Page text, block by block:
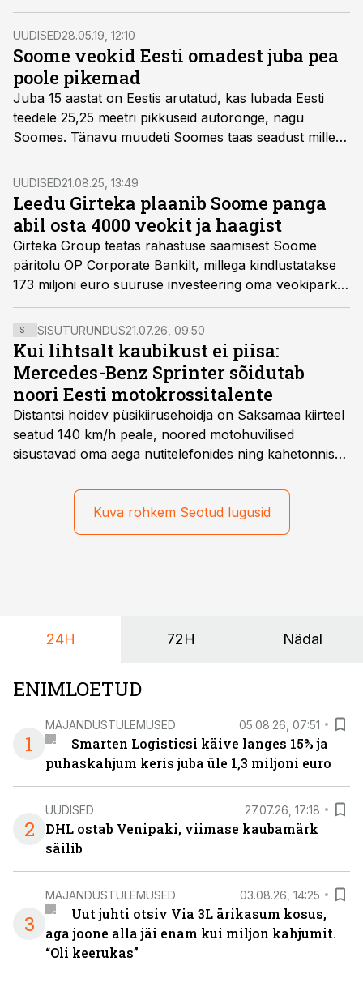
taristusse. Välja on töötatud European Truck
Platooning süsteem, ehk koondnimetusega
ENSEMBLE projekt.
UUDISED28.05.19, 12:10
Soome veokid Eesti omadest juba pea
poole pikemad
Juba 15 aastat on Eestis arutatud, kas lubada Eesti
teedele 25,25 meetri pikkuseid autoronge, nagu
Soomes. Tänavu muudeti Soomes taas seadust millega
lubati suisa 34,5 meetrised autorongid teatud teedele.
Meie vedajad peavad aga endiselt 18,7 pikkuste
vedukitega hakkama saama.
UUDISED21.08.25, 13:49
Leedu Girteka plaanib Soome panga
abil osta 4000 veokit ja haagist
Girteka Group teatas rahastuse saamisest Soome
päritolu OP Corporate Bankilt, millega kindlustatakse
173 miljoni euro suuruse investeering oma veokiparki.
Nimelt plaanib ettevõte aastatel 2025–2026 soetada
kuni 4000 veokit ja haagist aastas.
ST SISUTURUNDUS21.07.26, 09:50
Kui lihtsalt kaubikust ei piisa:
Mercedes-Benz Sprinter sõidutab
noori Eesti motokrossitalente
Distantsi hoidev püsikiirusehoidja on Saksamaa kiirteel
seatud 140 km/h peale, noored motohuvilised
sisustavad oma aega nutitelefonides ning kahetonnises
varustusega. Õige pea on Prantsusmaal, Romagnes
algamas juuniorite motokrossi
maailmameistrivõistlused.
Kuva rohkem Seotud lugusid
24H 72H Nädal
ENIMLOETUD
1
MAJANDUSTULEMUSED 05.08.26, 07:51
Smarten Logisticsi käive langes 15% ja
puhaskahjum keris juba üle 1,3 miljoni euro
2
UUDISED 27.07.26, 17:18
DHL ostab Venipaki, viimase kaubamärk
säilib
3
MAJANDUSTULEMUSED 03.08.26, 14:25
Uut juhti otsiv Via 3L ärikasum kosus,
aga joone alla jäi enam kui miljon kahjumit.
“Oli keerukas”